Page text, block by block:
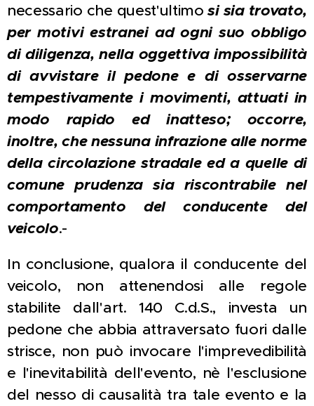
necessario che quest'ultimosi sia trovato,
per motivi estranei ad ogni suo obbligo
di diligenza, nella oggettiva impossibilità
di avvistare il pedone e di osservarne
tempestivamente i movimenti, attuati in
modo rapido ed inatteso; occorre,
inoltre, che nessuna infrazione alle norme
della circolazione stradale ed a quelle di
comune prudenza sia riscontrabile nel
comportamento del conducente del
veicolo.-
In conclusione, qualora il conducente del
veicolo, non attenendosi alle regole
stabilite dall'art. 140 C.d.S., investa un
pedone che abbia attraversato fuori dalle
strisce, non può invocare l'imprevedibilità
e l'inevitabilità dell'evento, nè l'esclusione
del nesso di causalità tra tale evento e la